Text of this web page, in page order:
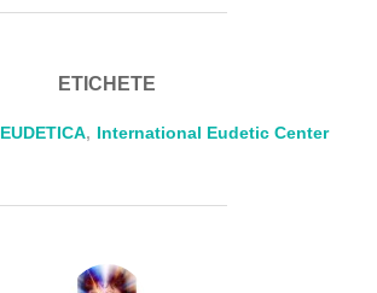
ETICHETE
EUDETICA, International Eudetic Center
AUTOR ARTICOL